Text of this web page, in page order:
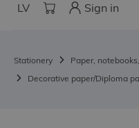
LV Sign in
Stationery
Paper,
Decorative paper/Diploma